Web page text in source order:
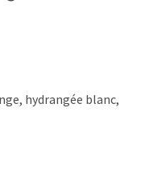
hydrangée blanc,